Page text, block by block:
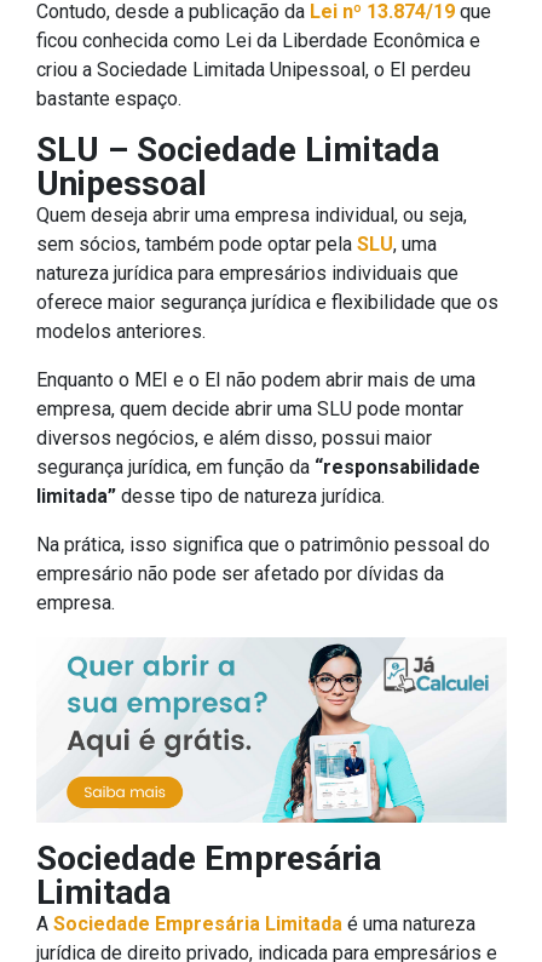
Contudo, desde a publicação da Lei nº 13.874/19 que
ficou conhecida como Lei da Liberdade Econômica e
criou a Sociedade Limitada Unipessoal, o EI perdeu
bastante espaço.
SLU – Sociedade Limitada
Unipessoal
Quem deseja abrir uma empresa individual, ou seja,
sem sócios, também pode optar pela SLU, uma
natureza jurídica para empresários individuais que
oferece maior segurança jurídica e flexibilidade que os
modelos anteriores.
Enquanto o MEI e o EI não podem abrir mais de uma
empresa, quem decide abrir uma SLU pode montar
diversos negócios, e além disso, possui maior
segurança jurídica, em função da “responsabilidade
limitada” desse tipo de natureza jurídica.
Na prática, isso significa que o patrimônio pessoal do
empresário não pode ser afetado por dívidas da
empresa.
Sociedade Empresária
Limitada
A Sociedade Empresária Limitada é uma natureza
jurídica de direito privado, indicada para empresários e